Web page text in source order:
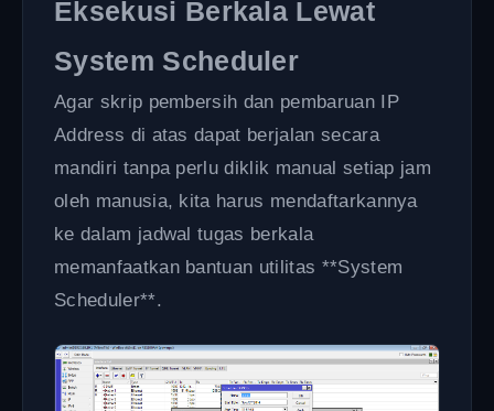
Eksekusi Berkala Lewat
System Scheduler
Agar skrip pembersih dan pembaruan IP
Address di atas dapat berjalan secara
mandiri tanpa perlu diklik manual setiap jam
oleh manusia, kita harus mendaftarkannya
ke dalam jadwal tugas berkala
memanfaatkan bantuan utilitas **System
Scheduler**.